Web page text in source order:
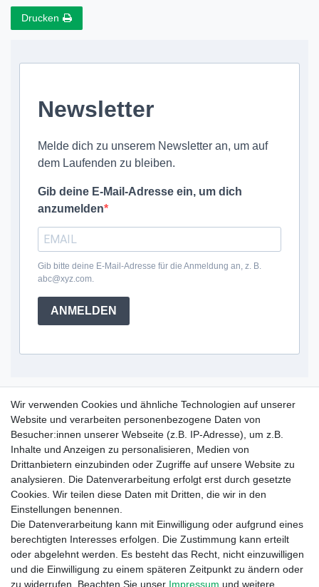
Drucken
Newsletter
Melde dich zu unserem Newsletter an, um auf
dem Laufenden zu bleiben.
Gib deine E-Mail-Adresse ein, um dich
anzumelden
Gib bitte deine E-Mail-Adresse für die Anmeldung an, z. B.
abc@xyz.com.
ANMELDEN
Service Hotline
+49 (0) 52 50 / 99 290 30
Montag - Freitag, 09:00 - 15:30
Informationen
Zahlung und Versand
Garantieerklärung
Info Reklamationen
Batteriegesetz
Vertrag widerrufen
Wir verwenden Cookies und ähnliche Technologien auf unserer
Website und verarbeiten personenbezogene Daten von
Besucher:innen unserer Webseite (z.B. IP-Adresse), um z.B.
Inhalte und Anzeigen zu personalisieren, Medien von
Drittanbietern einzubinden oder Zugriffe auf unsere Website zu
analysieren. Die Datenverarbeitung erfolgt erst durch gesetzte
Cookies. Wir teilen diese Daten mit Dritten, die wir in den
Einstellungen benennen.
Die Datenverarbeitung kann mit Einwilligung oder aufgrund eines
berechtigten Interesses erfolgen. Die Zustimmung kann erteilt
oder abgelehnt werden. Es besteht das Recht, nicht einzuwilligen
und die Einwilligung zu einem späteren Zeitpunkt zu ändern oder
zu widerrufen. Beachten Sie unser Impressum und weitere